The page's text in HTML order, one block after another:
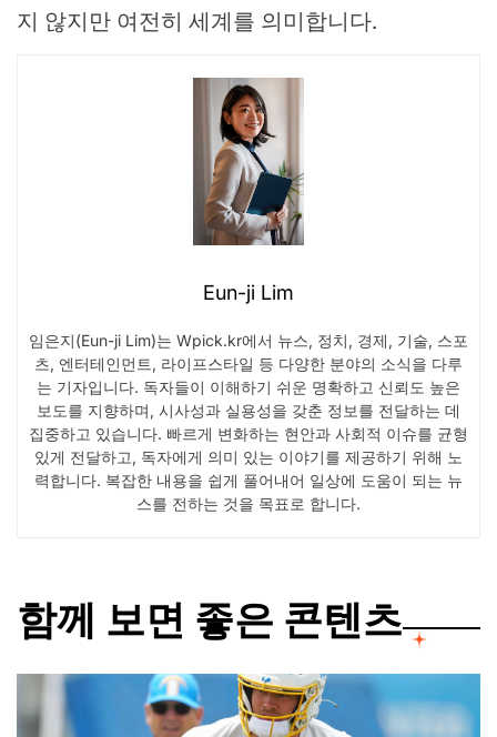
지 않지만 여전히 세계를 의미합니다.
Eun-ji Lim
임은지(Eun-ji Lim)는 Wpick.kr에서 뉴스, 정치, 경제, 기술, 스포
츠, 엔터테인먼트, 라이프스타일 등 다양한 분야의 소식을 다루
는 기자입니다. 독자들이 이해하기 쉬운 명확하고 신뢰도 높은
보도를 지향하며, 시사성과 실용성을 갖춘 정보를 전달하는 데
집중하고 있습니다. 빠르게 변화하는 현안과 사회적 이슈를 균형
있게 전달하고, 독자에게 의미 있는 이야기를 제공하기 위해 노
력합니다. 복잡한 내용을 쉽게 풀어내어 일상에 도움이 되는 뉴
스를 전하는 것을 목표로 합니다.
함께 보면 좋은 콘텐츠